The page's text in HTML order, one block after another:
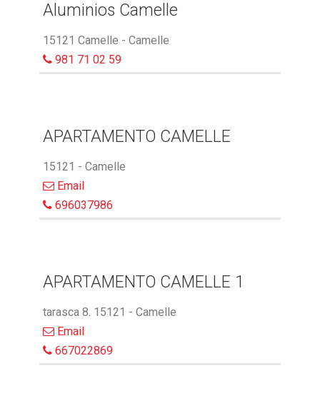
Aluminios Camelle
15121 Camelle - Camelle
981 71 02 59
APARTAMENTO CAMELLE
15121 - Camelle
Email
696037986
APARTAMENTO CAMELLE 1
tarasca 8. 15121 - Camelle
Email
667022869